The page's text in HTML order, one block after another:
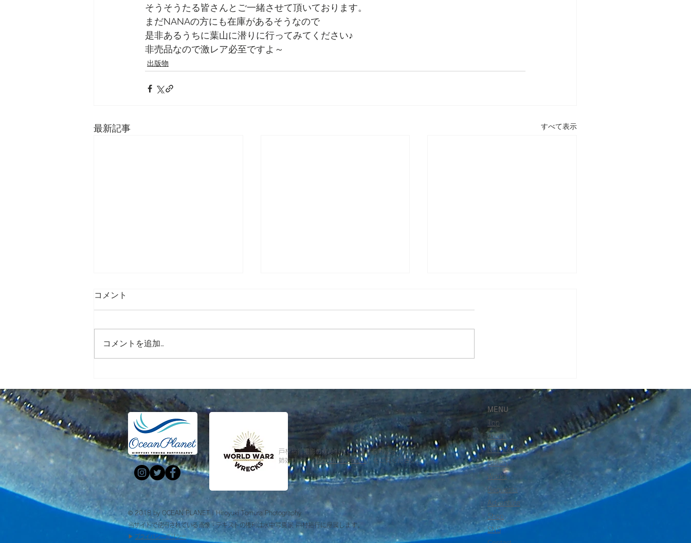
そうそうたる皆さんとご一緒させて頂いております。
まだNANAの方にも在庫があるそうなので
是非あるうちに葉山に潜りに行ってみてください♪
非売品なので激レア必至ですよ～
出版物
最新記事 すべて表示
売！！
トブック完全受注生産にて販
売します。
が届きました！
コメント
コメントを追加…
戸村裕行撮影の沈没船などに関する内容は
姉妹サイト「Worldwar2wrecks」をご覧ください。
© 2018 by OCEAN PLANET | Hiroyuki Tomura Photography
当サイトで使用されている画像・テキストの権利は水中写真家 戸村裕行に帰属します。
​▶︎ プライバシーポリシー
MENU
Top
About
News & Blog
Gallery
Works
Requests
Adventure
Shop
SNS